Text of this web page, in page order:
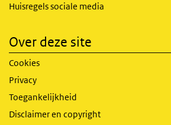
Huisregels sociale media
Over deze site
Cookies
Privacy
Toegankelijkheid
Disclaimer en copyright